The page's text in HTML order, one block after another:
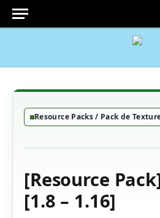
Resource Packs / Pack de
[Resource
[1.8 – 1.16]